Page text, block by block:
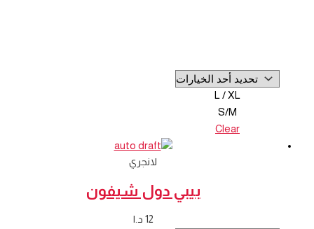
L / XL
S/M
Clear
لانجري
بيبي دول شيفون
12 د.ا